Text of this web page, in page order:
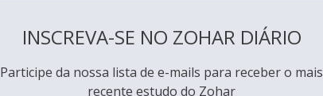
INSCREVA-SE NO ZOHAR DIÁRIO
Participe da nossa lista de e-mails para receber o mais
recente estudo do Zohar